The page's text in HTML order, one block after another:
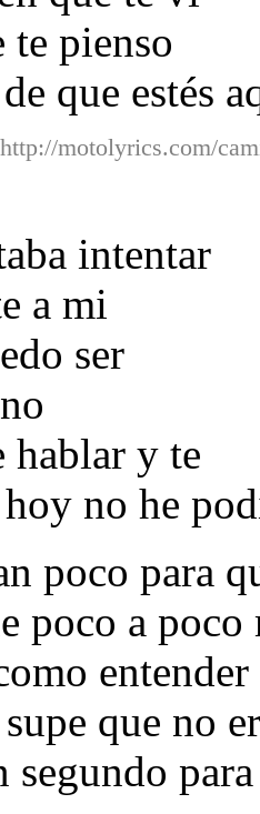
te pienso
que estés
motolyrics.com/
intentar
a mi
ser
hablar y te
no he
poco para
poco a
que no
segundo